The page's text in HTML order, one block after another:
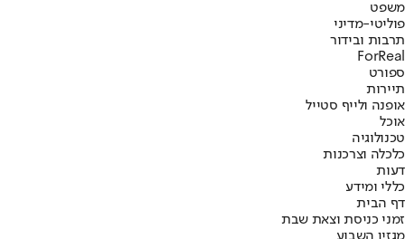
משפט
פוליטי-מדיני
תרבות ובידור
ForReal
ספורט
תיירות
אופנה ולייף סטייל
אוכל
טכנולוגיה
כלכלה וצרכנות
דעות
כללי ומידע
דף הבית
זמני כניסת וצאת שבת